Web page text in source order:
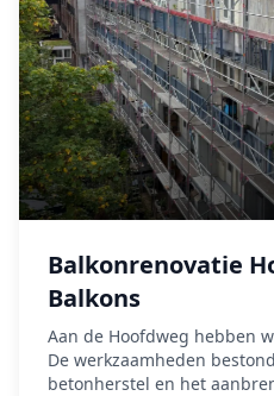
Balkonrenovatie
Balkons
Aan de Hoofdweg hebben
De werkzaamheden
betonherstel en het